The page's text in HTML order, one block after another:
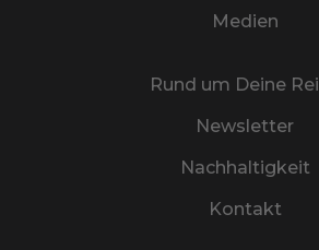
Medien
Rund um Deine
Newsletter
Nachhaltigkeit
Kontakt